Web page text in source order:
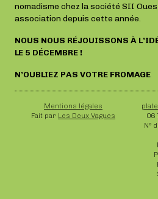
nomadisme chez la société SII
association depuis cette année.
NOUS NOUS RÉJOUISSONS À
LE 5 DÉCEMBRE !
N’OUBLIEZ PAS VOTRE FROMAGE
Mentions légales
Fait par Les Deux Vagues
06
N°